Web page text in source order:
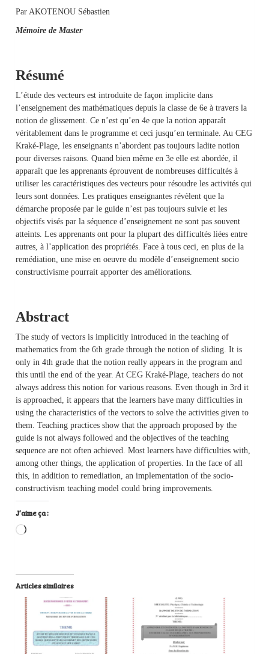
Par AKOTENOU Sébastien
Mémoire de Master
Résumé
L’étude des vecteurs est introduite de façon implicite dans
l’enseignement des mathématiques depuis la classe de 6e à travers la
notion de glissement. Ce n’est qu’en 4e que la notion apparaît
véritablement dans le programme et ceci jusqu’en terminale. Au CEG
Kraké-Plage, les enseignants n’abordent pas toujours ladite notion
pour diverses raisons. Quand bien même en 3e elle est abordée, il
apparaît que les apprenants éprouvent de nombreuses difficultés à
utiliser les caractéristiques des vecteurs pour résoudre les activités qui
leurs sont données. Les pratiques enseignantes révèlent que la
démarche proposée par le guide n’est pas toujours suivie et les
objectifs visés par la séquence d’enseignement ne sont pas souvent
atteints. Les apprenants ont pour la plupart des difficultés liées entre
autres, à l’application des propriétés. Face à tous ceci, en plus de la
remédiation, une mise en oeuvre du modèle d’enseignement socio
constructivisme pourrait apporter des améliorations.
Abstract
The study of vectors is implicitly introduced in the teaching of
mathematics from the 6th grade through the notion of sliding. It is
only in 4th grade that the notion really appears in the program and
this until the end of the year. At CEG Kraké-Plage, teachers do not
always address this notion for various reasons. Even though in 3rd it
is approached, it appears that the learners have many difficulties in
using the characteristics of the vectors to solve the activities given to
them. Teaching practices show that the approach proposed by the
guide is not always followed and the objectives of the teaching
sequence are not often achieved. Most learners have difficulties with,
among other things, the application of properties. In the face of all
this, in addition to remediation, an implementation of the socio-
constructivism teaching model could bring improvements.
J’aime ça :
Chargement…
Articles similaires